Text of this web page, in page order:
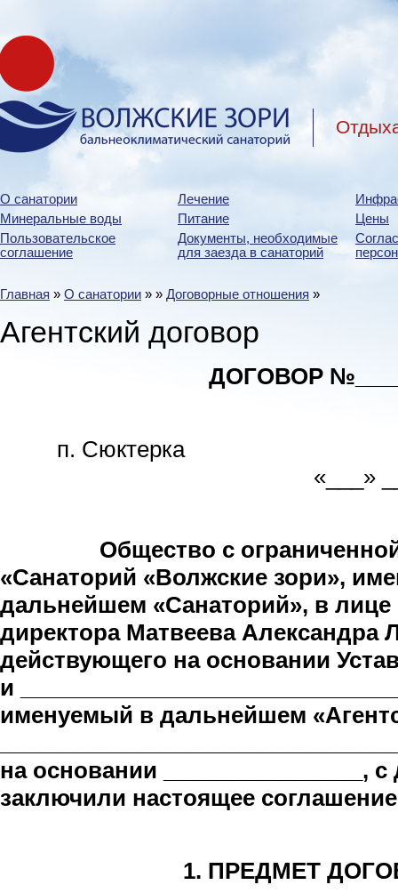
О санатории Лечение
Минеральные воды
Питание
Цены
Пользовательское
соглашение
Документы, необходимые
для заезда в санаторий
Главная » О санатории » » Договорные отношения »
Агентский договор
ДОГОВОР
п.
«___»
Общество с
«Санаторий «Волжские зори»,
дальнейшем «Санаторий», в лице
директора Матвеева Александра
действующего на основании
и
именуемый в дальнейшем
на основании ________________,
заключили настоящее
1. ПРЕДМЕТ